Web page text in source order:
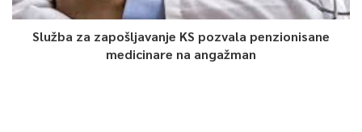
Služba za zapošljavanje KS pozvala penzionisane
medicinare na angažman